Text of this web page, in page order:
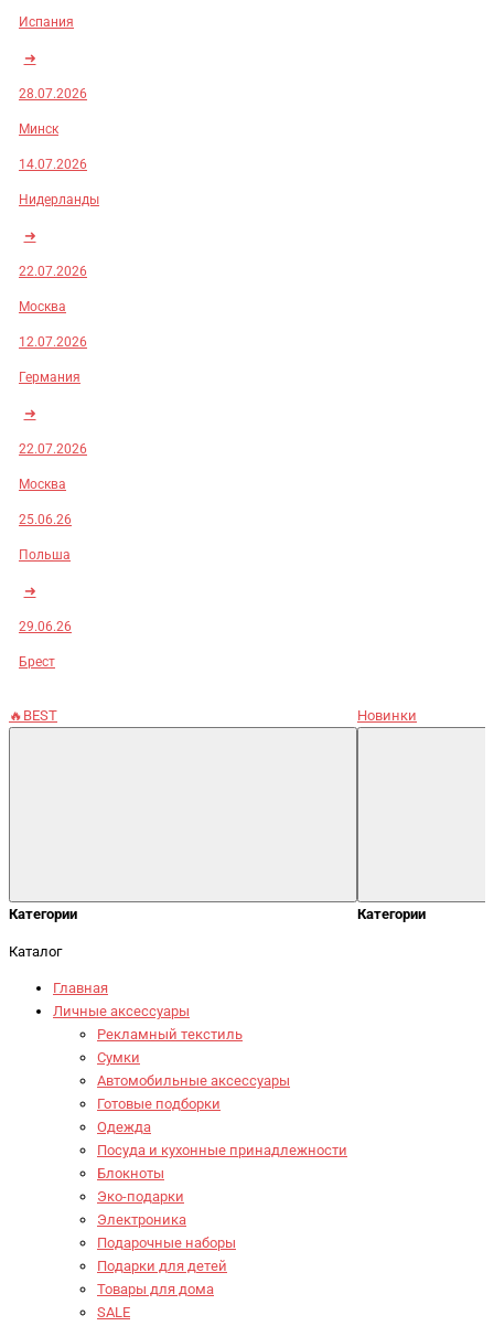
Испания
➜
28.07.2026
Минск
14.07.2026
Нидерланды
➜
22.07.2026
Москва
12.07.2026
Германия
➜
22.07.2026
Москва
25.06.26
Польша
➜
29.06.26
Брест
🔥BEST
Категории
Новинки
Категории
Каталог
Главная
Личные аксессуары
Рекламный текстиль
Сумки
Автомобильные аксессуары
Готовые подборки
Одежда
Посуда и кухонные принадлежности
Блокноты
Эко-подарки
Электроника
Подарочные наборы
Подарки для детей
Товары для дома
SALE